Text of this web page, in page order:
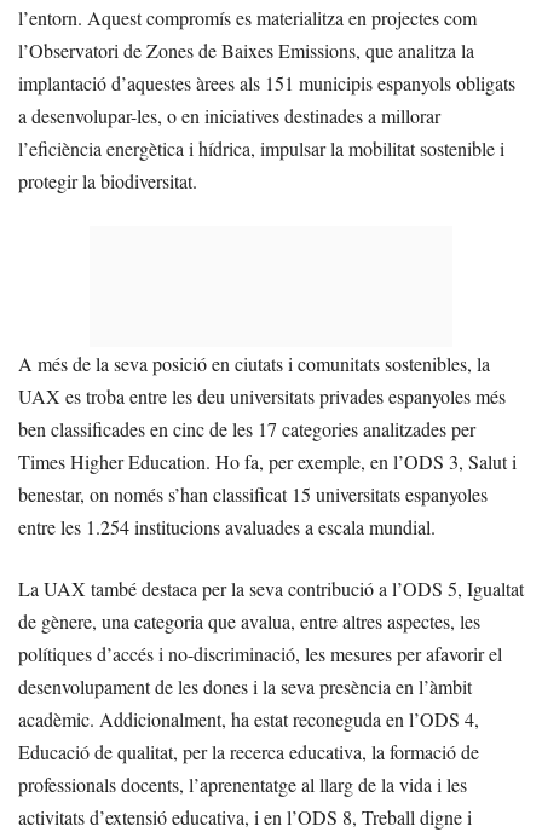
l’entorn. Aquest compromís es materialitza en projectes com
l’Observatori de Zones de Baixes Emissions, que analitza la
implantació d’aquestes àrees als 151 municipis espanyols obligats
a desenvolupar-les, o en iniciatives destinades a millorar
l’eficiència energètica i hídrica, impulsar la mobilitat sostenible i
protegir la biodiversitat.
A més de la seva posició en ciutats i comunitats sostenibles, la
UAX es troba entre les deu universitats privades espanyoles més
ben classificades en cinc de les 17 categories analitzades per
Times Higher Education. Ho fa, per exemple, en l’ODS 3, Salut i
benestar, on només s’han classificat 15 universitats espanyoles
entre les 1.254 institucions avaluades a escala mundial.
La UAX també destaca per la seva contribució a l’ODS 5, Igualtat
de gènere, una categoria que avalua, entre altres aspectes, les
polítiques d’accés i no-discriminació, les mesures per afavorir el
desenvolupament de les dones i la seva presència en l’àmbit
acadèmic. Addicionalment, ha estat reconeguda en l’ODS 4,
Educació de qualitat, per la recerca educativa, la formació de
professionals docents, l’aprenentatge al llarg de la vida i les
activitats d’extensió educativa, i en l’ODS 8, Treball digne i